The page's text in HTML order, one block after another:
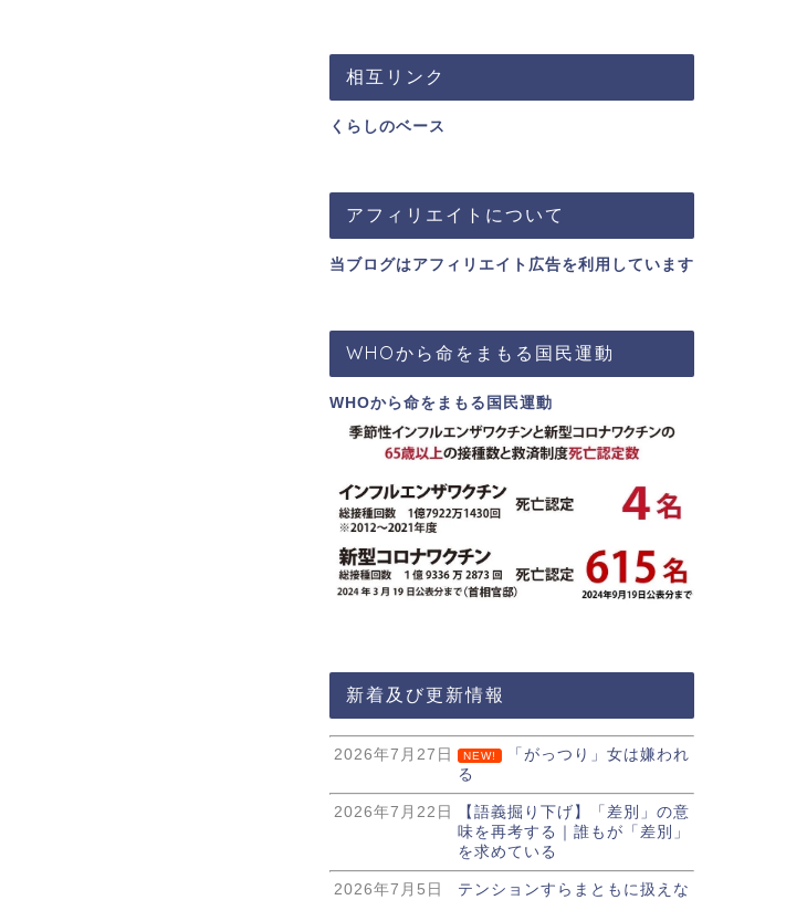
相互リンク
くらしのベース
アフィリエイトについて
当ブログはアフィリエイト広告を利用しています
WHOから命をまもる国民運動
WHOから命をまもる国民運動
新着及び更新情報
2026年7月27日 NEW!
「がっつり」女は嫌われ
る
2026年7月22日
【語義掘り下げ】「差別」の意
味を再考する｜誰もが「差別」
を求めている
2026年7月5日
テンションすらまともに扱えな